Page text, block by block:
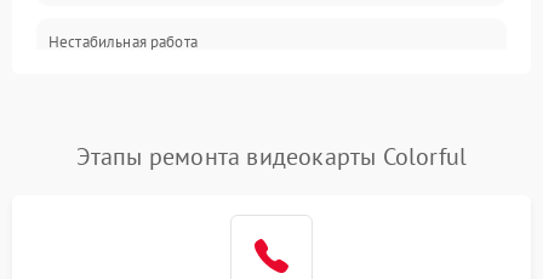
Электронные компоненты
Общие поломки
Нестабильная работа
Этапы ремонта видеокарты Colorful